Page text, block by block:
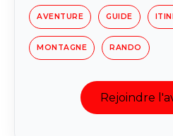
AVENTURE GUIDE
MONTAGNE RANDO
Rejoindre